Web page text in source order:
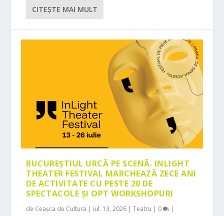
CITEŞTE MAI MULT
BUCUREȘTIUL URCĂ PE SCENĂ. INLIGHT
THEATER FESTIVAL MARCHEAZĂ ZECE ANI
DE ACTIVITATE CU PESTE 20 DE
SPECTACOLE ȘI OPT WORKSHOPURI
de Ceașca de Cultură | iul. 13, 2026 |Teatru | 0 |